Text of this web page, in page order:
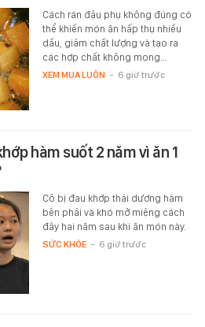
Cách rán đậu phụ không đúng có
thể khiến món ăn hấp thụ nhiều
dầu, giảm chất lượng và tạo ra
các hợp chất không mong…
XEM MUA LUÔN - 6 giờ trước
hàm suốt 2 năm vì ăn 1
Cô bị đau khớp thái dương hàm
bên phải và khó mở miệng cách
đây hai năm sau khi ăn món này.
SỨC KHỎE - 6 giờ trước